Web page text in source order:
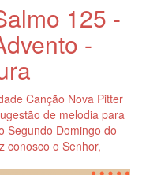
125 -
-
Canção Nova Pitter
de melodia para
Segundo Domingo do
conosco o Senhor,